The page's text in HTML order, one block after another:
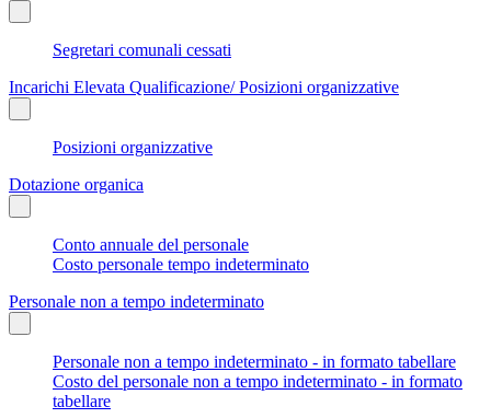
Segretari comunali cessati
Incarichi Elevata Qualificazione/ Posizioni organizzative
Posizioni organizzative
Dotazione organica
Conto annuale del personale
Costo personale tempo indeterminato
Personale non a tempo indeterminato
Personale non a tempo indeterminato - in formato tabellare
Costo del personale non a tempo indeterminato - in formato
tabellare